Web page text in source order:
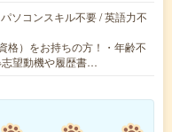
ソコンスキル不要 / 英語力不
格）をお持ちの方！・年齢不
望動機や履歴書…